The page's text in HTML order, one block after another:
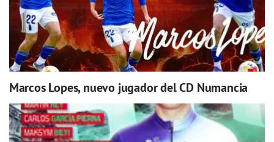
Marcos Lopes, nuevo jugador del CD Numancia